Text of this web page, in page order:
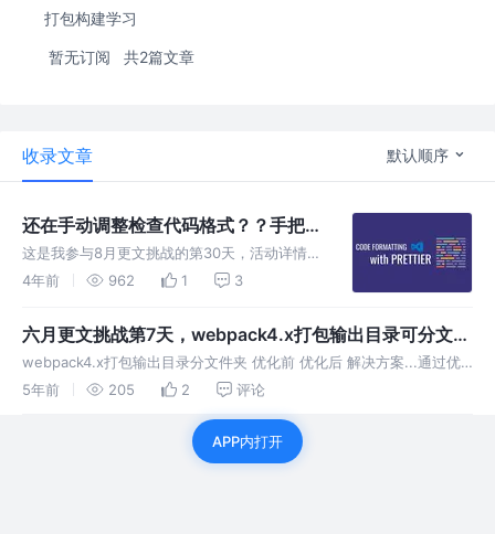
打包构建学习
暂无订阅 共2篇文章
收录文章 默认顺序
还在手动调整检查代码格式？？手把手
教你eslint+prettier自动验证代码风
格、保存格式化代码
这是我参与8月更文挑战的第30天，活动详情查
看：8月更文挑战 前言 正式安装前，先介绍下
webpack3.6.0（如果你是 react项目的话需要
安装其它包噢，我没
4年前 962 1 3
六月更文挑战第7天，webpack4.x打包输出目录可分文件
夹！
webpack4.x打包输出目录分文件夹 优化前 优化后 解决方案...通过优
化前后对比，明显发现优化后的输出结构更加清晰；并且当我更新一个
应用时，可以只发送对应的打包文件夹以及入口文件
5年前 205 2 评论
APP内打开